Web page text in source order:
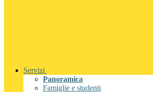
Servizi
Panoramica
Famiglie e studenti